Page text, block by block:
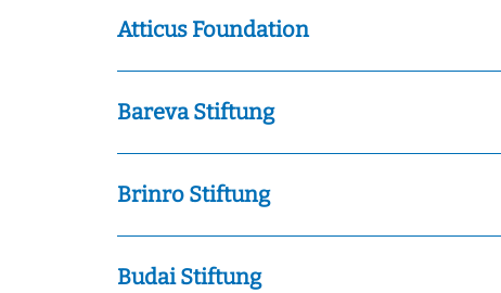
Atticus Foundation
Bareva Stiftung
Brinro Stiftung
Budai Stiftung